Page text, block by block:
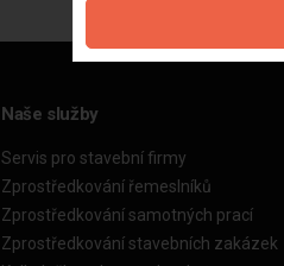
Naše služby
Servis pro stavební firmy
Zprostředkování řemeslníků
Zprostředkování samotných prací
Zprostředkování stavebních zakázek